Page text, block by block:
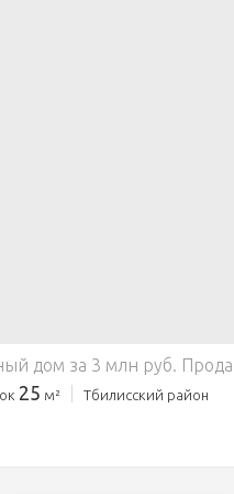
дом за 3 млн руб. Продаю дом в станице Алексее-Тенгинская Тбилисского района Краснодарского края. Дом (построен в 1998г) из белого кирпича, 2 этажа ( высота потолков 2,8 м), 250 кв. м. общая площадь, 2 сан. узла, 6
25 м² Тбилисский район